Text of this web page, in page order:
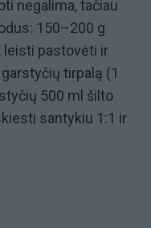
negalima, tačiau
150–200 g
leisti pastovėti ir
tirpalą (1
500 ml šilto
santykiu 1:1 ir